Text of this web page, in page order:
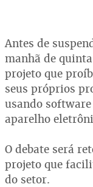
Antes de
manhã de
projeto que
seus próprios
usando
aparelho
O debate será
projeto que
do setor.